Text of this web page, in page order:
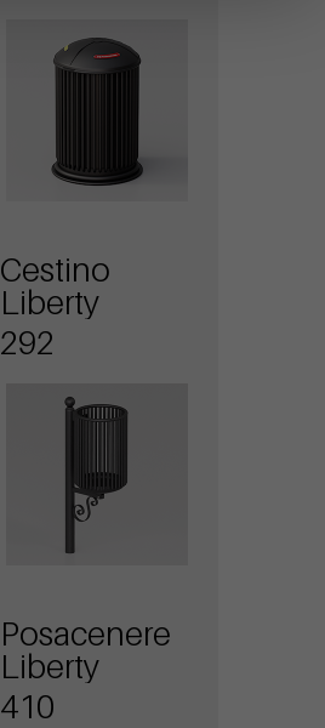
Cestino
Liberty
292
Posacenere
Liberty
410